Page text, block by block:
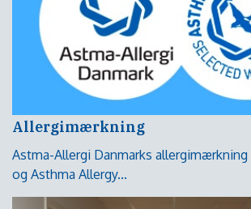
Allergimærkning
Astma-Allergi Danmarks allergimærkning
og Asthma Allergy...